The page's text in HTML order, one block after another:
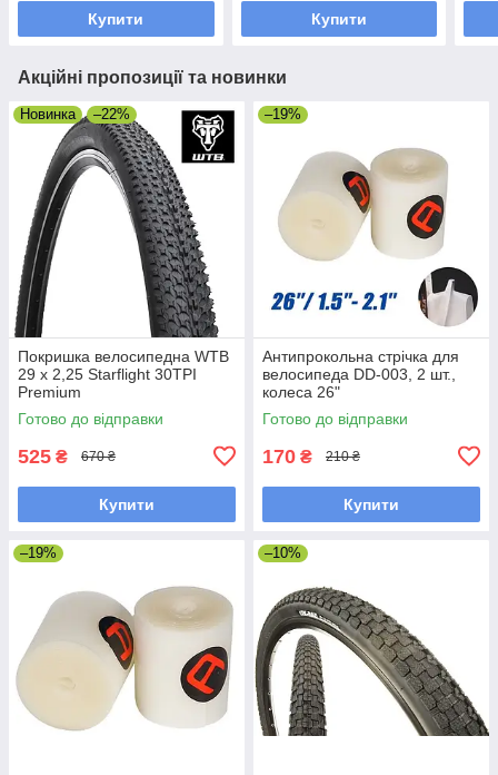
Купити Купити
Акційні пропозиції та новинки
Новинка –22%
Покришка велосипедна WTB
29 x 2,25 Starflight 30TPI
Premium
Готово до відправки
525 ₴ 670 ₴
Купити
–19%
Антипрокольна стрічка для
велосипеда DD-003, 2 шт.,
колеса 26"
Готово до відправки
170 ₴ 210 ₴
Купити
–19% –10%